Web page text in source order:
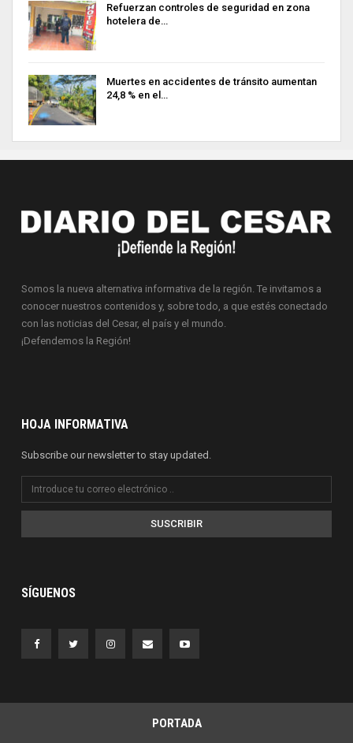
Refuerzan controles de seguridad en zona
hotelera de…
Muertes en accidentes de tránsito aumentan
24,8 % en el…
Somos la nueva alternativa informativa de la región. Te invitamos a
conocer nuestros contenidos y, sobre todo, a que estés conectado
con las noticias del Cesar, el país y el mundo.
¡Defendemos la Región!
HOJA INFORMATIVA
Subscribe our newsletter to stay updated.
SUSCRIBIR
SÍGUENOS
PORTADA